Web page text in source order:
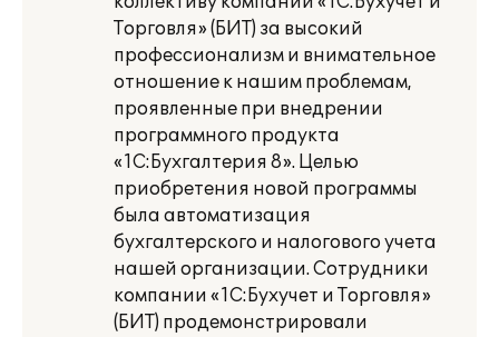
Торговля» (БИТ) за высокий
профессионализм и внимательное
отношение к нашим проблемам,
проявленные при внедрении
программного продукта
«1С:Бухгалтерия 8». Целью
приобретения новой программы
была автоматизация
бухгалтерского и налогового учета
нашей организации. Сотрудники
компании «1С:Бухучет и Торговля»
(БИТ) продемонстрировали